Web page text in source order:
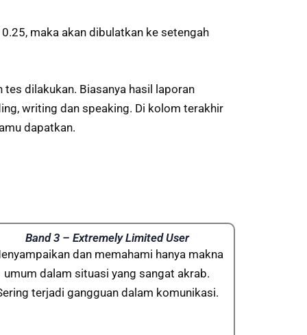
maka akan dibulatkan ke setengah
dilakukan. Biasanya hasil laporan
writing dan speaking. Di kolom terakhir
dapatkan.
Band 3 – Extremely Limited User
dan memahami hanya makna
umum dalam situasi yang sangat akrab.
terjadi gangguan dalam komunikasi.